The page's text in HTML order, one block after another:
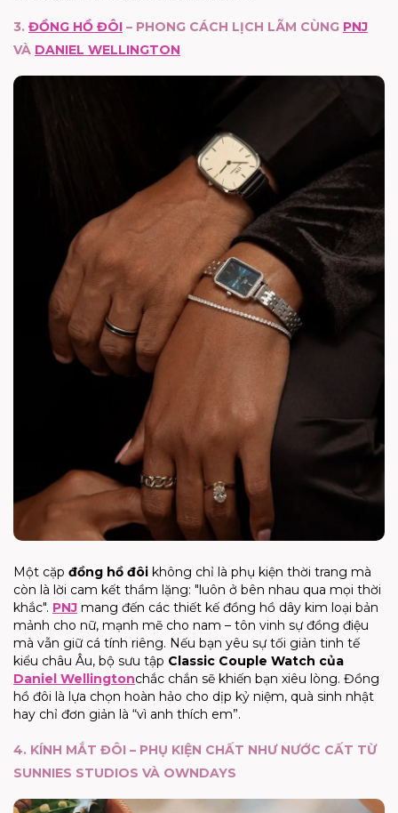
3. ĐỒNG HỒ ĐÔI – PHONG CÁCH LỊCH LÃM CÙNG PNJ
VÀ DANIEL WELLINGTON
Một cặp đồng hồ đôi không chỉ là phụ kiện thời trang mà
còn là lời cam kết thầm lặng: "luôn ở bên nhau qua mọi thời
khắc". PNJ mang đến các thiết kế đồng hồ dây kim loại bản
mảnh cho nữ, mạnh mẽ cho nam – tôn vinh sự đồng điệu
mà vẫn giữ cá tính riêng. Nếu bạn yêu sự tối giản tinh tế
kiểu châu Âu, bộ sưu tập Classic Couple Watch của
Daniel Wellingtonchắc chắn sẽ khiến bạn xiêu lòng. Đồng
hồ đôi là lựa chọn hoàn hảo cho dịp kỷ niệm, quà sinh nhật
hay chỉ đơn giản là “vì anh thích em”.
4. KÍNH MẮT ĐÔI – PHỤ KIỆN CHẤT NHƯ NƯỚC CẤT TỪ
SUNNIES STUDIOS VÀ OWNDAYS